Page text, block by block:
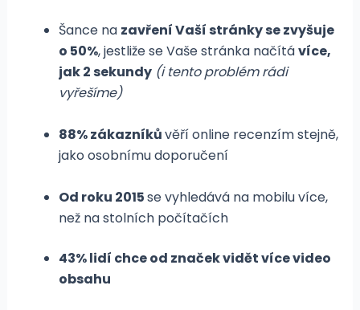
Šance na zavření Vaší stránky se zvyšuje
o 50%, jestliže se Vaše stránka načítávíce,
jak 2 sekundy (i tento problém rádi
vyřešíme)
88% zákazníkůvěří online recenzím stejně,
jako osobnímu doporučení
Od roku 2015se vyhledává na mobilu více,
než na stolních počítačích
43% lidí chce od značek vidět více video
obsahu